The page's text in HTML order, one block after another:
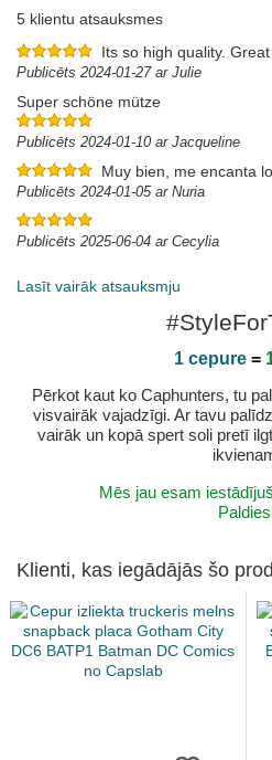
5 klientu atsauksmes
Its so high quality.
Publicēts 2024-01-27 ar Julie
Super schöne mütze
Publicēts 2024-01-10 ar Jacqueline
Muy bien, me encanta
Publicēts 2024-01-05 ar Nuria
Publicēts 2025-06-04 ar Cecylia
Lasīt vairāk atsauksmju
1 cepure=
Pērkot kaut ko Caphunters, tu
visvairāk vajadzīgi. Ar tavu
vairāk un kopā spert soli pretī
Mēs jau esam
Klienti, kas iegādājās šo